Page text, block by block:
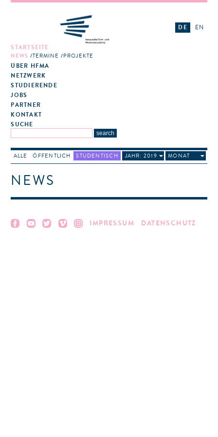
STARTSEITE
NEWS TERMINE PROJEKTE
ÜBER HFMA
NETZWERK
STUDIERENDE
JOBS
PARTNER
KONTAKT
SUCHE
DE EN
ALLE ÖFFENTLICH STUDENTISCH JAHR: 2019 MONAT
NEWS
IMPRESSUM DATENSCHUTZ